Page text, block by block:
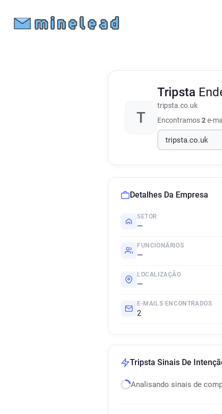
T
Tripsta
tripsta.co.uk
Encontramos2e-
Detalhes Da Empresa
SETOR
—
FUNCIONÁRIOS
—
LOCALIZAÇÃO
—
E-MAILS ENCONTRADOS
2
Tripsta Sinais De
Analisando sinais de